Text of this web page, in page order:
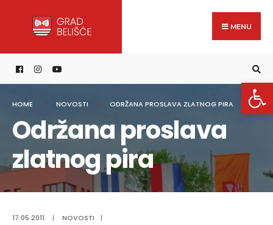
content
MENU
HOME NOVOSTI ODRŽANA PROSLAVA ZLATNOG PIRA
Održana proslava
zlatnog pira
17.05.2011. | NOVOSTI |
for: